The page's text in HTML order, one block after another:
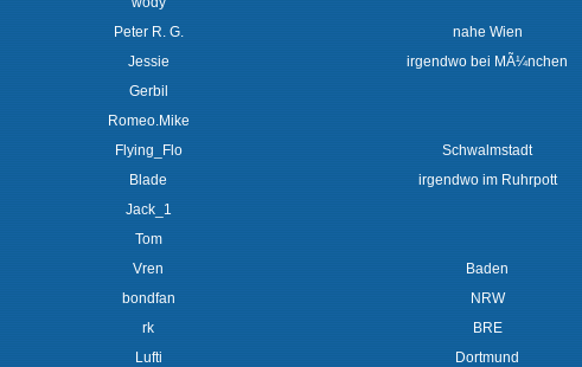
Peter R. G. nahe Wien
Jessie irgendwo bei MÃ¼nchen
Gerbil
Romeo.Mike
Flying_Flo Schwalmstadt
Blade irgendwo im Ruhrpott
Jack_1
Tom
Vren Baden
bondfan NRW
rk BRE
Lufti Dortmund